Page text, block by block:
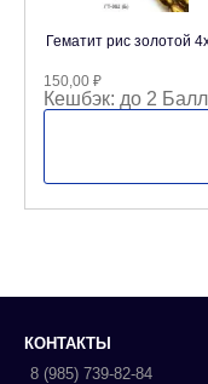
Гематит рис золотой
150,00 ₽
Кешбэк: до 2
КОНТАКТЫ
8 (985) 739-82-84